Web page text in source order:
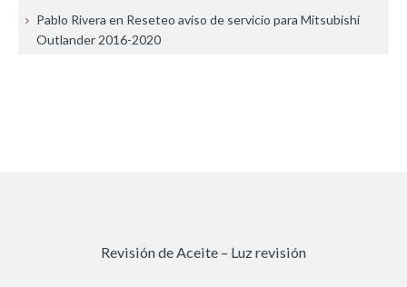
Pablo Rivera en Reseteo aviso de servicio para Mitsubishi
Outlander 2016-2020
Revisión de Aceite – Luz revisión